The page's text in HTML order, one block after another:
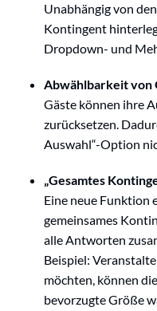
Unabhängig von
Kontingent
Dropdown- und
Abwählbarkeit von
Gäste können ihre
zurücksetzen.
Auswahl“-Option
„Gesamtes
Eine neue Funktion
gemeinsames
alle Antworten
Beispiel:
möchten, können
bevorzugte Größe